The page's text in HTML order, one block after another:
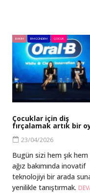
BAKIM BM GÜNDEM ÇOCUK
Çocuklar için diş
fırçalamak artık bir
23/04/2026
Bugün sizi hem şık hem
ağız bakımında inovatif
teknolojiyi bir arada
yenilikle tanıştırmak.